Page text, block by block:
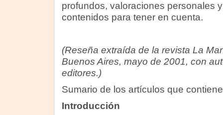
profundos, valoraciones personales
contenidos para tener en cuenta.
(Reseña extraída de la revista La
Buenos Aires, mayo de 2001, con
editores.)
Sumario de los artículos que
Introducción